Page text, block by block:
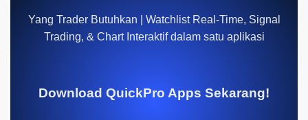
Yang Trader Butuhkan | Watchlist Real-Time, Signal
Trading, & Chart Interaktif dalam satu aplikasi
Download QuickPro Apps Sekarang!